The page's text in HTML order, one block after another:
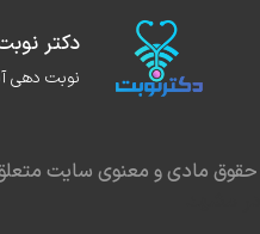
دکتر
نوبت دهی
مادی و معنوی سایت